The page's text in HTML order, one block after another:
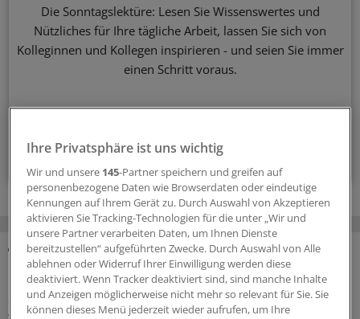
Die Sonntagslektüre: Lesen Sie Wissenswertes und
Nützliches für Ihre tägliche Arbeit, lassen Sie sich von
Kolleginnen und Kollegen inspirieren - und seien Sie immer
einen Schritt voraus.
wöchentlich (Sonntag)
Zum Abonnieren bitte anmelden
MEHR ZUM THEMA
Geldtipp-Podcast Pferdchen trifft Fuchs
Ihre Privatsphäre ist uns wichtig
Wir und unsere 145-Partner speichern und greifen auf
personenbezogene Daten wie Browserdaten oder eindeutige
Kennungen auf Ihrem Gerät zu. Durch Auswahl von Akzeptieren
aktivieren Sie Tracking-Technologien für die unter „Wir und
unsere Partner verarbeiten Daten, um Ihnen Dienste
bereitzustellen“ aufgeführten Zwecke. Durch Auswahl von Alle
ablehnen oder Widerruf Ihrer Einwilligung werden diese
deaktiviert. Wenn Tracker deaktiviert sind, sind manche Inhalte
und Anzeigen möglicherweise nicht mehr so relevant für Sie. Sie
können dieses Menü jederzeit wieder aufrufen, um Ihre